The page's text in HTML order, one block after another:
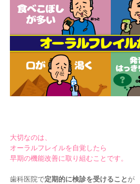
大切なのは、
オーラルフレイルを自覚したら
早期の機能改善に取り組むことです。
歯科医院で定期的に検診を受けることが